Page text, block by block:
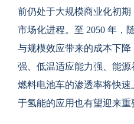
前仍处于大规模商业化初
市场化进程。至 2050 年，
与规模效应带来的成本下
强、低温适应能力强、能
燃料电池车的渗透率将快
于氢能的应用也有望迎来重